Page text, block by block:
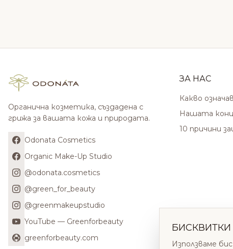
Органична козметика, създадена с
грижа за вашата кожа и природата.
Odonata Cosmetics
Organic Make-Up Studio
@odonata.cosmetics
@green_for_beauty
@greenmakeupstudio
YouTube — Greenforbeauty
greenforbeauty.com
ЗА НАС
Какво
Нашата
10 причини
Използваме